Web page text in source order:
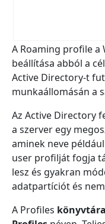
A Roaming profile
beállítása abból a
Active Directory-t
munkaállomásán a
Az Active Directory
a szerver egy
aminek neve
user profilját fogja
lesz és gyakran
adatpartíciót és
A Profiles